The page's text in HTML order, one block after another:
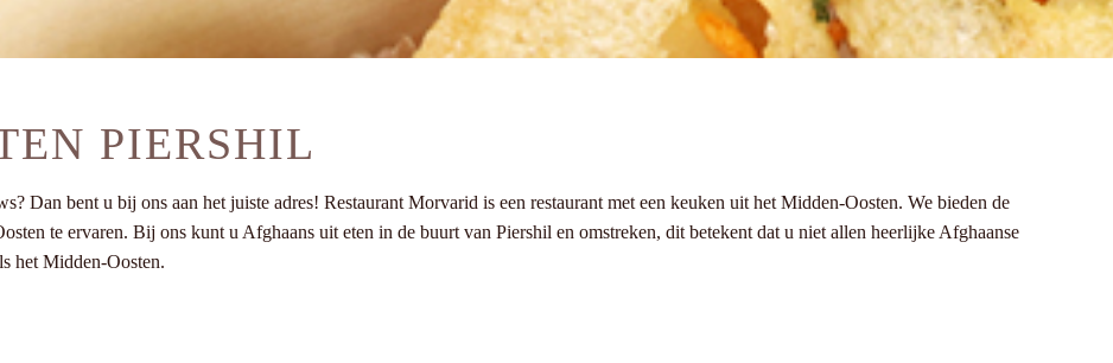
PIERSHIL
Dan bent u bij ons aan het juiste adres! Restaurant Morvarid is een restaurant met een keuken uit het Midden-Oosten. We bieden de
te ervaren. Bij ons kunt u Afghaans uit eten in de buurt van Piershil en omstreken, dit betekent dat u niet allen heerlijke Afghaanse
het Midden-Oosten.